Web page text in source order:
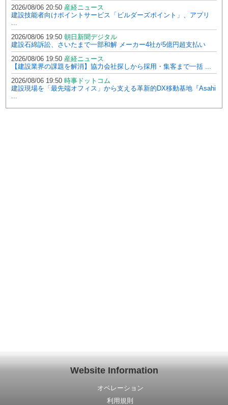
2026/08/06 20:50 産経ニュース
建設技能者向けポイントサービス「ビルダーズポイント」、アプリ
...
2026/08/06 19:50 朝日新聞デジタル
建設石綿訴訟、さいたまで一部和解 メーカー4社が5億円超支払い
2026/08/06 19:50 産経ニュース
【建設業界の課題を解消】協力会社探しから採用・集客まで一括 ...
2026/08/06 19:50 時事ドットコム
建設現場を「最先端オフィス」から支える革新的DX移動基地『Asahi
...
Website Information
オペレーション
利用規則